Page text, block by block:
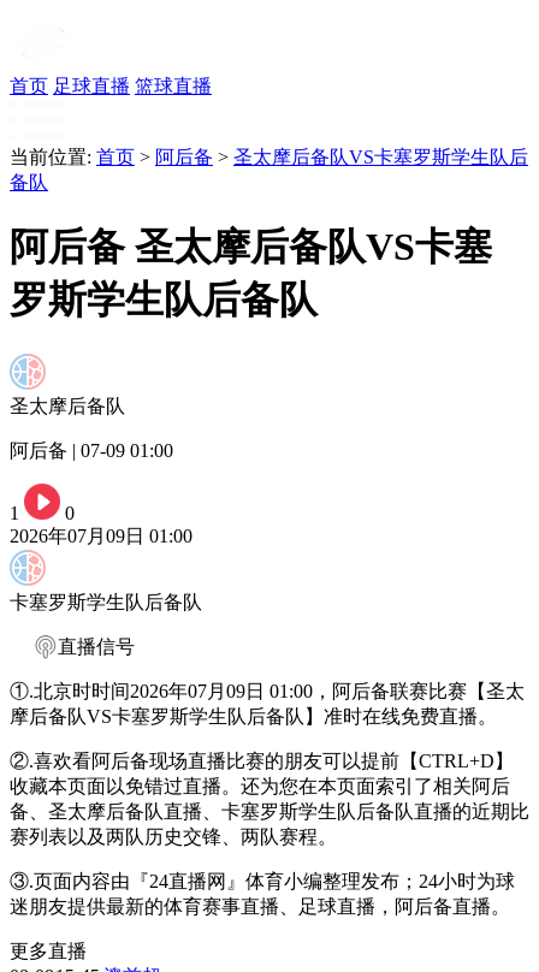
首页 足球直播 篮球直播
当前位置: 首页 > 阿后备 > 圣太摩后备队VS卡塞罗斯学生队后
备队
阿后备 圣太摩后备队VS卡塞
罗斯学生队后备队
圣太摩后备队
阿后备 | 07-09 01:00
1
0
2026年07月09日 01:00
卡塞罗斯学生队后备队
直播信号
①.北京时时间2026年07月09日 01:00，阿后备联赛比赛【圣太
摩后备队VS卡塞罗斯学生队后备队】准时在线免费直播。
②.喜欢看阿后备现场直播比赛的朋友可以提前【CTRL+D】
收藏本页面以免错过直播。还为您在本页面索引了相关阿后
备、圣太摩后备队直播、卡塞罗斯学生队后备队直播的近期比
赛列表以及两队历史交锋、两队赛程。
③.页面内容由『24直播网』体育小编整理发布；24小时为球
迷朋友提供最新的体育赛事直播、足球直播，阿后备直播。
更多直播